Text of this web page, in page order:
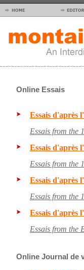
Online Essais
Essais d'après
Essais from the
Essais d'après
Essais from the
Essais d'après
Essais from the
Essais d'après
Essais from the
Online Journal de